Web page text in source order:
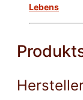
Lebens